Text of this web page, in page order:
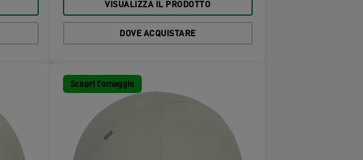
VISUALIZZA IL PRODOTTO
DOVE ACQUISTARE
Scopri l’omaggio